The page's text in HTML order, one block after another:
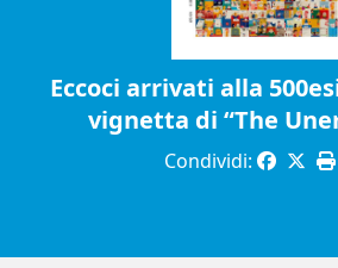
Eccoci arrivati alla
vignetta di “The
Condividi: